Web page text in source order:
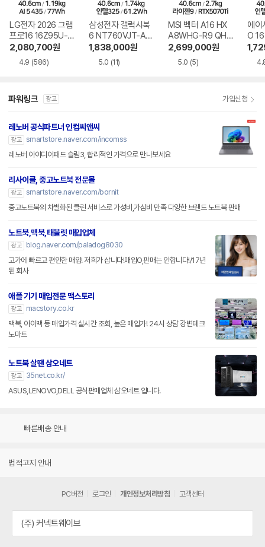
LG전자 2026 그램
프로16 16Z95U-G
S5WK
2,080,700원
4.9 (586)
삼성전자 갤럭시북
6 NT760VJT-A51
A
1,838,000원
5.0 (11)
MSI 벡터 A16 HX
A8WHG-R9 QHD
+
2,699,000원
5.0 (5)
에이
O
1-
파워링크 광고 가입신청
레노버 공식파트너 인컴씨앤씨
광고 smartstore.naver.com/incomss
레노버 아이디어패드 슬림3, 합리적인 가격으로 만나보세요
리사이클, 중고노트북 전문몰
광고 smartstore.naver.com/bornit
중고노트북의 차별화된 클린 서비스로 가성비,가심비 만족 다양한 브랜드 노트북 판매
노트북,맥북,태블릿 매입업체
광고
blog.naver.com/paladog8030
고가에 빠르고 편안한 매입! 저희가 삽니다!매입O,판매는 안합니다!/17년
된 회사
애플 기기 매입전문 맥스토리
광고
macstory.co.kr
맥북, 아이맥 등 매입가격 실시간 조회, 높은 매입가! 24시 상담 강변테크
노마트
노트북 살땐 삼오네트
광고
35net.co.kr/
ASUS,LENOVO,DELL 공식판매업체 삼오네트 입니다.
빠른배송 안내
법적고지 안내
PC버전 로그인 개인정보처리방침 고객센터
(주) 커넥트웨이브